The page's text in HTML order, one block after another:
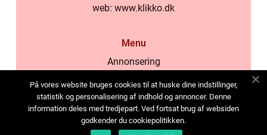
web: www.klikko.dk
Menu
Annonsering
Cookies
Kontakta oss
Sitemap
På vores website bruges cookies til at huske dine indstillinger,
statistik og personalisering af indhold og annoncer. Denne
information deles med tredjepart. Ved fortsat brug af websiden
godkender du cookiepolitikken.